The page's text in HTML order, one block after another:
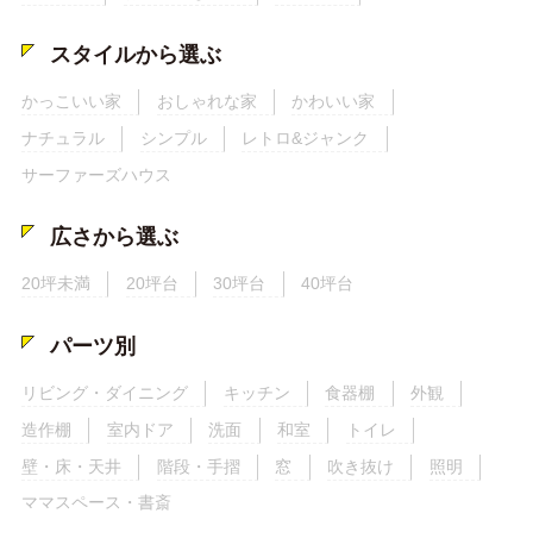
スタイルから選ぶ
かっこいい家 おしゃれな家
かわいい家
ナチュラル
シンプル
レトロ&ジャンク
サーファーズハウス
広さから選ぶ
20坪未満 20坪台 30坪台 40坪台
パーツ別
リビング・ダイニング キッチン 食器棚
外観
造作棚
室内ドア 洗面 和室
トイレ
壁・床・天井
階段・手摺 窓 吹き抜け
照明
ママスペース・書斎